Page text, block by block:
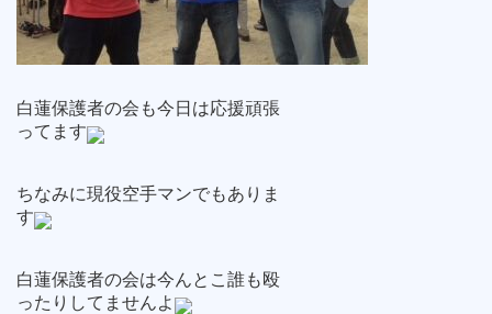
白蓮保護者の会も今日は応援頑張
ってます
ちなみに現役空手マンでもありま
す
白蓮保護者の会は今んとこ誰も殴
ったりしてませんよ